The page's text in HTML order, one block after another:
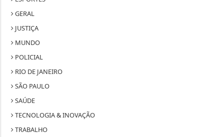
GERAL
JUSTIÇA
MUNDO
POLICIAL
RIO DE JANEIRO
SÃO PAULO
SAÚDE
TECNOLOGIA & INOVAÇÃO
TRABALHO